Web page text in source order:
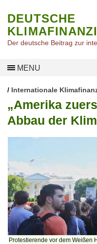
DEUTSCHE
Der deutsche Beitrag zur
MENU
/ Internationale
„Amerika
Abbau der
Protestierende vor dem Weißen